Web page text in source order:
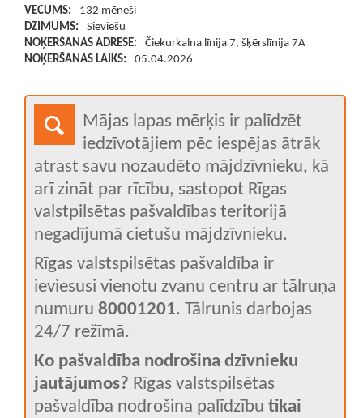
VECUMS:
132 mēneši
DZIMUMS:
Sieviešu
NOĶERŠANAS ADRESE:
Čiekurkalna līnija 7, šķērslīnija 7A
NOĶERŠANAS LAIKS:
05.04.2026
Mājas lapas mērķis ir palīdzēt
iedzīvotājiem pēc iespējas ātrāk
atrast savu nozaudēto mājdzīvnieku, kā
arī zināt par rīcību, sastopot Rīgas
valstpilsētas pašvaldības teritorijā
negadījumā cietušu mājdzīvnieku.
Rīgas valstspilsētas pašvaldība ir
ieviesusi vienotu zvanu centru ar tālruņa
numuru 80001201. Tālrunis darbojas
24/7 režīmā.
Ko pašvaldība nodrošina dzīvnieku
jautājumos? Rīgas valstspilsētas
pašvaldība nodrošina palīdzību tikai